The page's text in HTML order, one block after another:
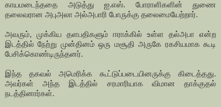
காயமடைந்ததை அடுத்து ஐ.எஸ். போராளிகளின் துணை
தலைவரான அபுஅலா அல்அபாரி போருக்கு தலைமையேற்றார்.
அவரும், முக்கிய தளபதிகளும் ஈராக்கில் உள்ள தல்அபா என்ற
இடத்தில் நேற்று முன்தினம் ஒரு மசூதி அருகே ரகசியமாக கூடி
பேசிக்கொண்டிருந்தனர்.
இந்த தகவல் அமெரிக்க கூட்டுப்படையினருக்கு கிடைத்தது.
அவர்கள் அந்த இடத்தில் சரமாரியாக விமான தாக்குதல்
நடத்தினார்கள்.